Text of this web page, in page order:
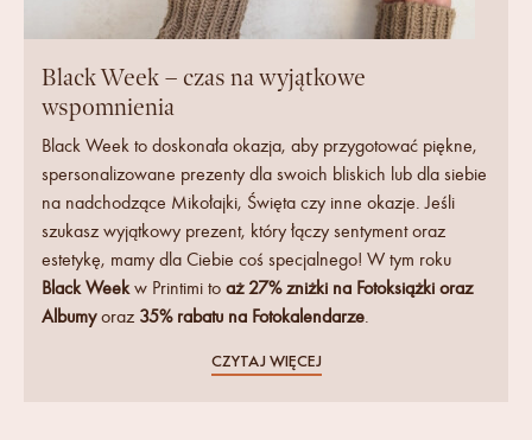
Black Week – czas na wyjątkowe
wspomnienia
Black Week to doskonała okazja, aby przygotować piękne,
spersonalizowane prezenty dla swoich bliskich lub dla siebie
na nadchodzące Mikołajki, Święta czy inne okazje. Jeśli
szukasz wyjątkowy prezent, który łączy sentyment oraz
estetykę, mamy dla Ciebie coś specjalnego! W tym roku
Black Weekw Printimi to aż 27% zniżki na Fotoksiążki oraz
Albumyoraz 35% rabatu na Fotokalendarze.
CZYTAJ WIĘCEJ